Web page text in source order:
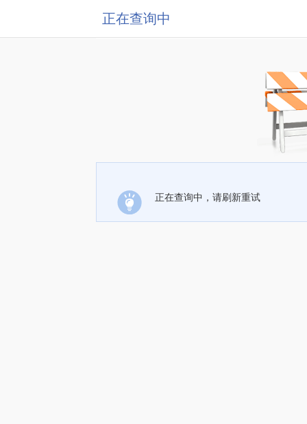
正在查询中
正在查询中，请刷新重试